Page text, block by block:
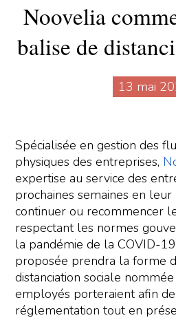
Noovelia
balise de
13 mai
Spécialisée en gestion des
physiques des entreprises,
expertise au service des
prochaines semaines en
continuer ou recommencer
respectant les normes
la pandémie de la COVID-
proposée prendra la forme
distanciation sociale nommée
employés porteraient afin
réglementation tout en